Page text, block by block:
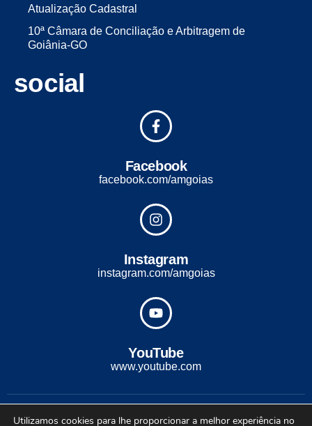
Atualização Cadastral
10ª Câmara de Conciliação e Arbitragem de
Goiânia-GO
social
Facebook
facebook.com/amgoias
Instagram
instagram.com/amgoias
YouTube
www.youtube.com
Conexão Soluções Corporativas
Utilizamos cookies para lhe proporcionar a melhor experiência no